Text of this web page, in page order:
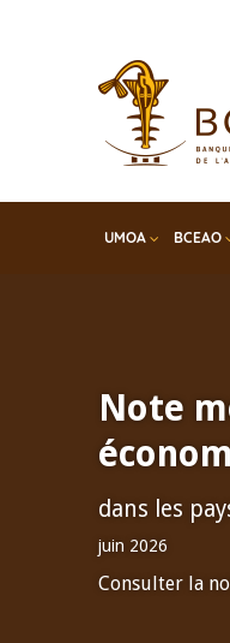
UMOA BCEAO
Note
dans les
juin 2026
Consulter la